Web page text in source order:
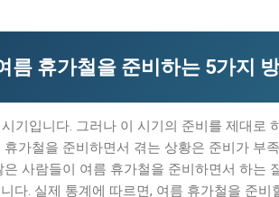
높습니다. 유사 사업과 비교 (예비 초기 등
...
름 휴가철을 준비하는 5가지
기입니다. 그러나 이 시기의 준비를 제대로
가철을 준비하면서 겪는 상황은 준비가 부
사람들이 여름 휴가철을 준비하면서 하는
다. 실제 통계에 따르면, 여름 휴가철을 준비